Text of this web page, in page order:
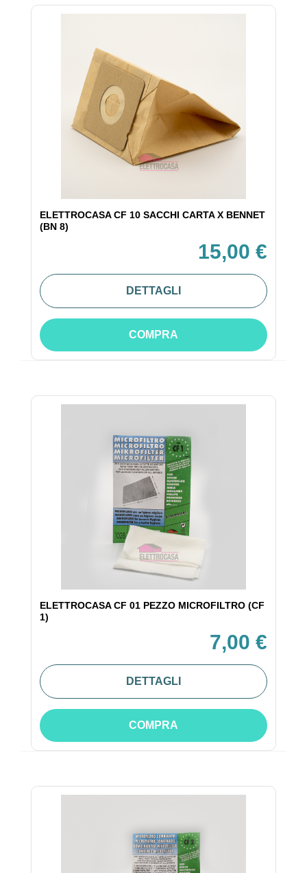
ELETTROCASA CF 10 SACCHI CARTA X BENNET
(BN 8)
15,00 €
DETTAGLI
COMPRA
ELETTROCASA CF 01 PEZZO MICROFILTRO (CF
1)
7,00 €
DETTAGLI
COMPRA